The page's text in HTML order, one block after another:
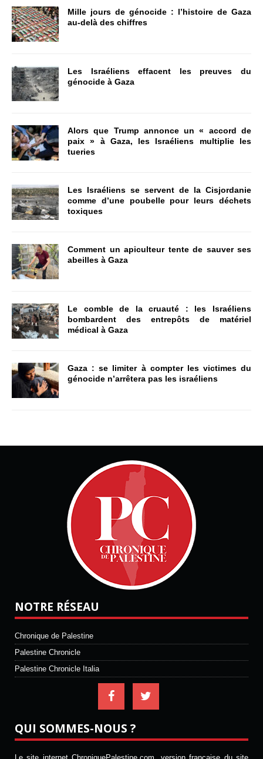
Mille jours de génocide : l’histoire de Gaza
au-delà des chiffres
Les Israéliens effacent les preuves du
génocide à Gaza
Alors que Trump annonce un « accord de
paix » à Gaza, les Israéliens multiplie les
tueries
Les Israéliens se servent de la Cisjordanie
comme d’une poubelle pour leurs déchets
toxiques
Comment un apiculteur tente de sauver ses
abeilles à Gaza
Le comble de la cruauté : les Israéliens
bombardent des entrepôts de matériel
médical à Gaza
Gaza : se limiter à compter les victimes du
génocide n’arrêtera pas les israéliens
NOTRE RÉSEAU
Chronique de Palestine
Palestine Chronicle
Palestine Chronicle Italia
QUI SOMMES-NOUS ?